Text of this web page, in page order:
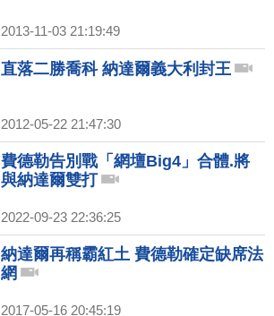
2013-11-03 21:19:49
直落二勝喬科 納達爾義大利封王
2012-05-22 21:47:30
費德勒告別戰「網壇Big4」合體.將
與納達爾雙打
2022-09-23 22:36:25
納達爾再稱霸紅土 費德勒確定缺席法
網
2017-05-16 20:45:19